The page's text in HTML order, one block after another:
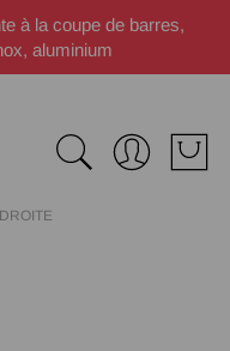
à la coupe de barres,
aluminium